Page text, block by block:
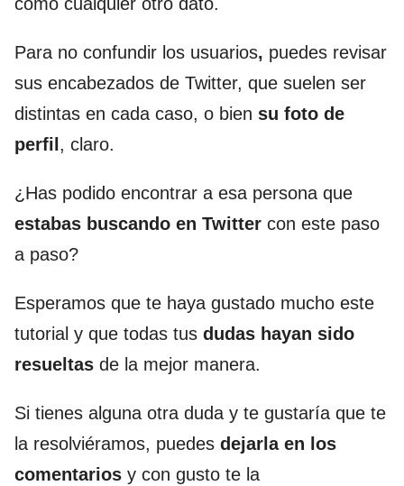
Para no confundir los usuarios, puedes revisar
sus encabezados de Twitter, que suelen ser
distintas en cada caso, o bien su foto de
perfil , claro.
¿Has podido encontrar a esa persona que
estabas buscando en Twitter con este paso
a paso?
Esperamos que te haya gustado mucho este
tutorial y que todas tus dudas hayan sido
resueltas de la mejor manera.
Si tienes alguna otra duda y te gustaría que te
la resolviéramos, puedes dejarla en los
comentarios y con gusto te la